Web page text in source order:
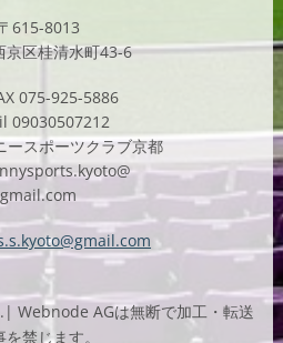
615-8013
京区桂清水町43-6
075-925-5886
09030507212
ースポーツクラブ京都
gmail.com
oto@gmail.com
AGは無断で加工・転送
禁じます。